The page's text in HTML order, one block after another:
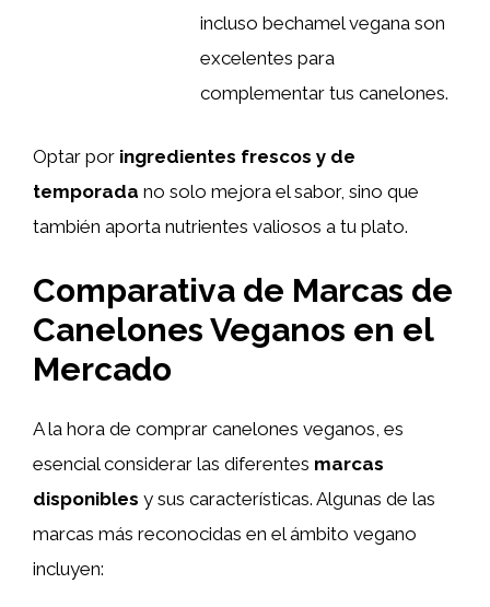
incluso bechamel vegana son
excelentes para
complementar tus canelones.
Optar por ingredientes frescos y de
temporada no solo mejora el sabor, sino que
también aporta nutrientes valiosos a tu plato.
Comparativa de Marcas de
Canelones Veganos en el
Mercado
A la hora de comprar canelones veganos, es
esencial considerar las diferentes marcas
disponibles y sus características. Algunas de las
marcas más reconocidas en el ámbito vegano
incluyen: